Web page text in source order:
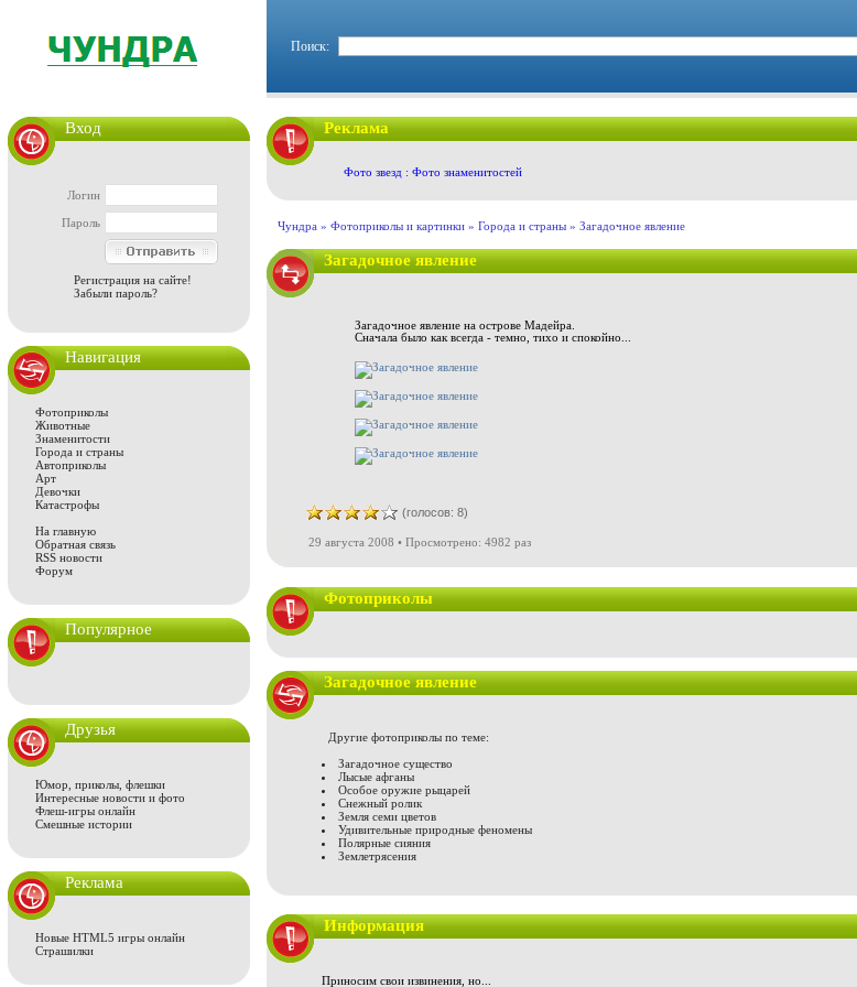
Поиск:
Вход
Логин
Пароль
Регистрация на сайте!
Забыли пароль?
Навигация
Фотоприколы
Животные
Знаменитости
Города и страны
Автоприколы
Арт
Девочки
Катастрофы
На главную
Обратная связь
RSS новости
Форум
Популярное
Друзья
Юмор, приколы, флешки
Интересные новости и фото
Флеш-игры онлайн
Смешные истории
Реклама
Новые HTML5 игры онлайн
Страшилки
Реклама
Фото звезд : Фото знаменитостей
Чундра » Фотоприколы и картинки » Города и страны » Загадочное явление
Загадочное явление
Загадочное явление на острове Мадейра.
Сначала было как всегда - темно, тихо и спокойно...
(голосов: 8)
29 августа 2008 • Просмотрено: 4982 раз
Фотоприколы
Загадочное явление
Другие фотоприколы по теме:
Загадочное существо
Лысые афганы
Особое оружие рыцарей
Снежный ролик
Земля семи цветов
Удивительные природные феномены
Полярные сияния
Землетрясения
Информация
Приносим свои извинения, но...